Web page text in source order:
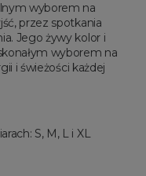
wyborem na
przez spotkania
Jego żywy kolor i
wyborem na
i świeżości każdej
S, M, L i XL